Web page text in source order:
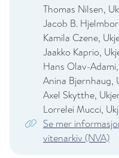
Thomas Nilsen,
Jacob B.
Kamila Czene,
Jaakko Kaprio,
Hans Olav-
Anina Bjørnhaug,
Axel Skytthe,
Lorrelei Mucci,
Se mer
vitenarkiv (NVA)